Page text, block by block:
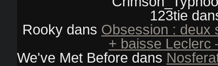
123tie
Rooky dans Obsession : deux
+ baisse Leclerc
We've Met Before dans